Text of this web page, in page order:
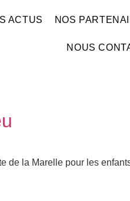
ACTUS NOS
NOUS
de la Marelle pour les